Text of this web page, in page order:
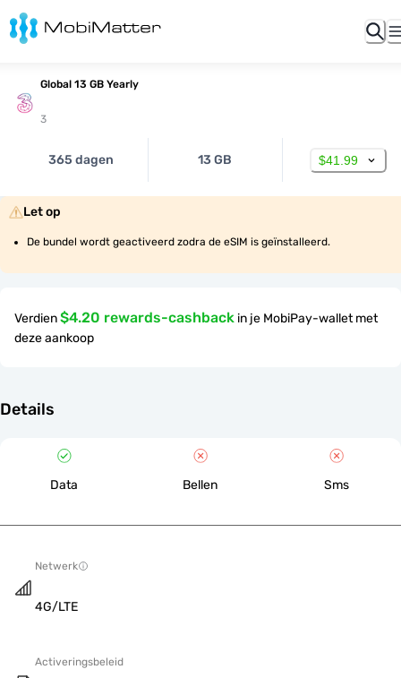
Global 13 GB Yearly
3
365 dagen 13 GB $41.99
Let op
De bundel wordt geactiveerd zodra de eSIM is geïnstalleerd.
Verdien$4.20 rewards-cashback in je MobiPay-wallet met
deze aankoop
Details
Data Bellen Sms
Netwerk
4G/LTE
Activeringsbeleid